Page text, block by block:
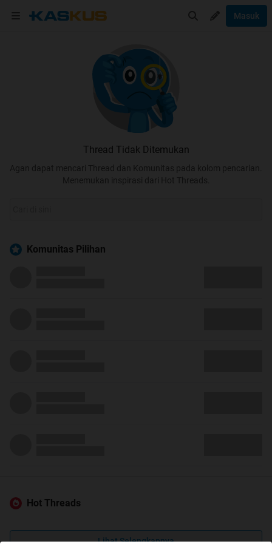
Masuk
Thread Tidak Ditemukan
Agan dapat mencari Thread dan Komunitas pada kolom pencarian.
Menemukan inspirasi dari Hot Threads.
Komunitas Pilihan
Hot Threads
Lihat Selengkapnya